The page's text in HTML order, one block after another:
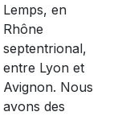
Lemps, en
Rhône
septentrional,
entre Lyon et
Avignon. Nous
avons des